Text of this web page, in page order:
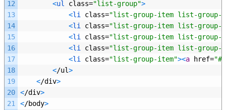
12
13
14
15
16
17
18
19
20
21
<ul class="list-group">
<li class="list-group-item list-group-
<li class="list-group-item list-group-
<li class="list-group-item list-group-
<li class="list-group-item list-group-
<li class="list-group-item"><a href="#"
</ul>
</div>
</div>
</body>